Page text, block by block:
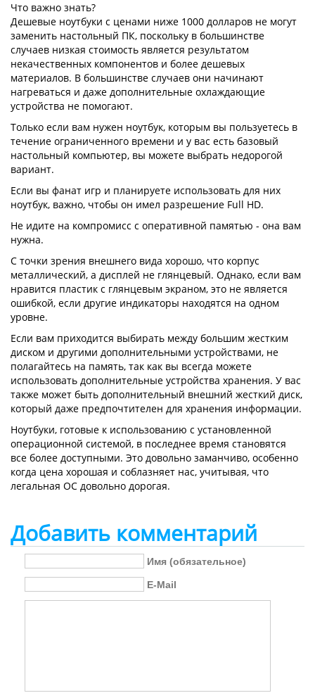
Что важно знать?
Дешевые ноутбуки с ценами ниже 1000 долларов не могут
заменить настольный ПК, поскольку в большинстве
случаев низкая стоимость является результатом
некачественных компонентов и более дешевых
материалов. В большинстве случаев они начинают
нагреваться и даже дополнительные охлаждающие
устройства не помогают.
Только если вам нужен ноутбук, которым вы пользуетесь в
течение ограниченного времени и у вас есть базовый
настольный компьютер, вы можете выбрать недорогой
вариант.
Если вы фанат игр и планируете использовать для них
ноутбук, важно, чтобы он имел разрешение Full HD.
Не идите на компромисс с оперативной памятью - она вам
нужна.
С точки зрения внешнего вида хорошо, что корпус
металлический, а дисплей не глянцевый. Однако, если вам
нравится пластик с глянцевым экраном, это не является
ошибкой, если другие индикаторы находятся на одном
уровне.
Если вам приходится выбирать между большим жестким
диском и другими дополнительными устройствами, не
полагайтесь на память, так как вы всегда можете
использовать дополнительные устройства хранения. У вас
также может быть дополнительный внешний жесткий диск,
который даже предпочтителен для хранения информации.
Ноутбуки, готовые к использованию с установленной
операционной системой, в последнее время становятся
все более доступными. Это довольно заманчиво, особенно
когда цена хорошая и соблазняет нас, учитывая, что
легальная ОС довольно дорогая.
Добавить комментарий
Имя (обязательное)
E-Mail